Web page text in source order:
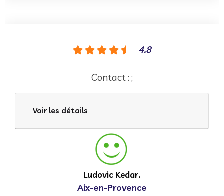
4.8
Contact : ;
Voir les détails
Ludovic Kedar.
Aix-en-Provence